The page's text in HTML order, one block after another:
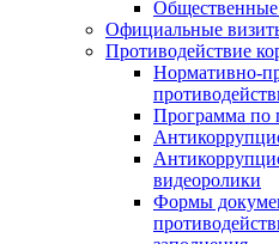
Официальные
Противодействие
Нормативно-
Программа по
видеоролики
Формы